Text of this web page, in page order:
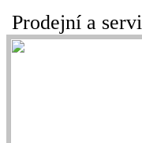
Prodejní a